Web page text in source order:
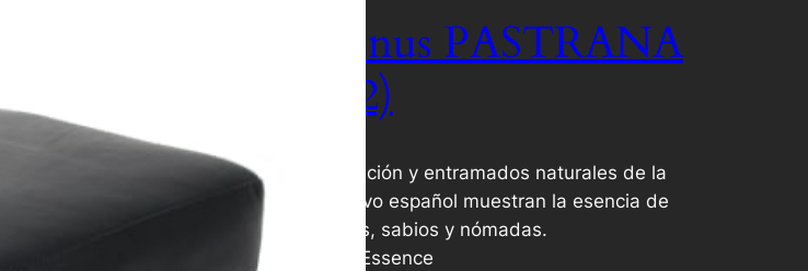
*Kaunus PASTRANA
(2022)
La disposición y entramados naturales de la
raíz de olivo español muestran la esencia de
soñadores, sabios y nómadas.
#SublimeEssence